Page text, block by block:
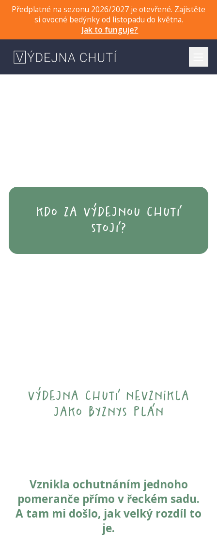
Předplatné na sezonu 2026/2027 je otevřené. Zajistěte
si ovocné bedýnky od listopadu do května.
Jak to funguje?
kdo za výdejnou chutí
stojí?
výdejna chutí nevznikla
jako byznys plán
Vznikla ochutnáním jednoho
pomeranče přímo v řeckém sadu.
A tam mi došlo, jak velký rozdíl to
je.